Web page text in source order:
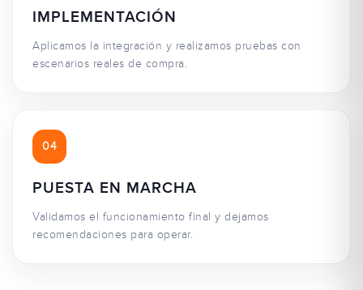
IMPLEMENTACIÓN
Aplicamos la integración y realizamos pruebas con
escenarios reales de compra.
04
PUESTA EN MARCHA
Validamos el funcionamiento final y dejamos
recomendaciones para operar.